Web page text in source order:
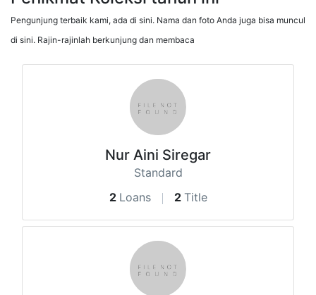
Pengunjung terbaik kami, ada di sini. Nama dan foto Anda juga bisa muncul
di sini. Rajin-rajinlah berkunjung dan membaca
Nur Aini Siregar
Standard
2 Loans 2 Title